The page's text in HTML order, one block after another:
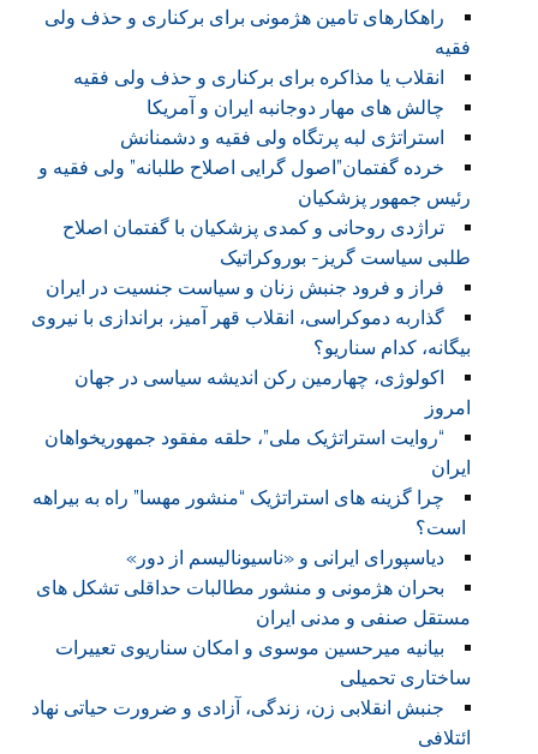
راهکارهای تامین هژمونی برای برکناری و حذف ولی
فقیه
انقلاب یا مذاکره برای برکناری و حذف ولی فقیه
چالش های مهار دوجانبه ایران و آمریکا
استراتژی لبه پرتگاه ولی فقیه و دشمنانش
خرده گفتمان”اصول گرایی اصلاح طلبانه” ولی فقیه و
رئیس جمهور پزشکیان
تراژدی روحانی و کمدی پزشکیان با گفتمان اصلاح
طلبی سیاست گریز- بوروکراتیک
فراز و فرود جنبش زنان و سیاست جنسیت در ایران
گذاربه دموکراسی، انقلاب قهر آمیز، براندازی با نیروی
بیگانه، کدام سناریو؟
اکولوژی، چهارمین رکن اندیشه سیاسی در جهان
امروز
“روایت استراتژیک ملی”، حلقه مفقود جمهوریخواهان
ایران
چرا گزینه های استراتژیک “منشور مهسا” راه به بیراهه
است؟
دیاسپورای ایرانی و «ناسیونالیسم از دور»
بحران هژمونی و منشور مطالبات حداقلی تشکل های
مستقل صنفی و مدنی ایران
بیانیه میرحسین موسوی و امکان سناریوی تعییرات
ساختاری تحمیلی
جنبش انقلابی زن، زندگی، آزادی و ضرورت حیاتی نهاد
ائتلافی